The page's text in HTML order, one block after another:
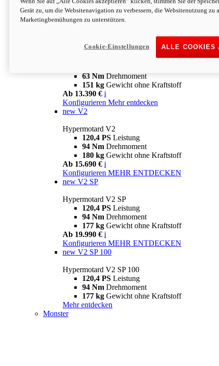
63 NmDrehmoment
151 kgGewicht ohne Kraftstoff
Ab 13.890 € i
63 Nm Drehmoment
151 kg Gewicht ohne Kraftstoff
Ab 13.390 € i
Konfigurieren Mehr entdecken
new V2
Hypermotard V2
120,4 PS Leistung
94 Nm Drehmoment
180 kg Gewicht ohne Kraftstoff
Ab 15.690 € i
Konfigurieren MEHR ENTDECKEN
new V2 SP
Hypermotard V2 SP
120,4 PS Leistung
94 Nm Drehmoment
177 kg Gewicht ohne Kraftstoff
Ab 19.990 € i
Konfigurieren MEHR ENTDECKEN
new V2 SP 100
Hypermotard V2 SP 100
120,4 PS Leistung
94 Nm Drehmoment
177 kg Gewicht ohne Kraftstoff
Mehr entdecken
Monster
Gerät zu, um die Websitenavigation zu verbessern, die Websitenutzung zu
Marketingbemühungen zu unterstützen.
ALLE COOKIES
Cookie-Einstellungen